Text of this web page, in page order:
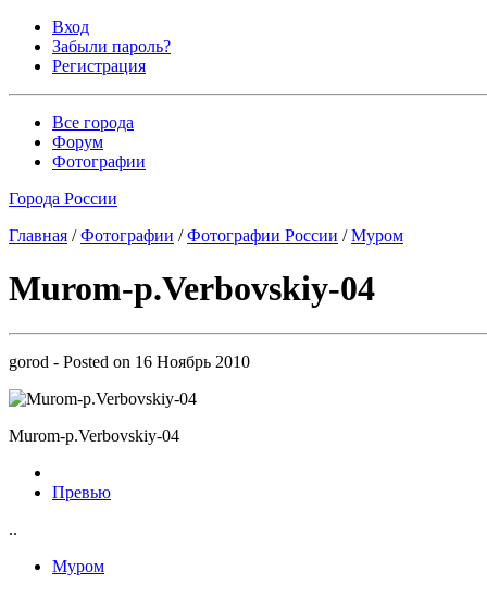
Вход
Забыли пароль?
Регистрация
Все города
Форум
Фотографии
Города России
Главная /Фотографии /Фотографии России /Муром
Murom-p.Verbovskiy-04
gorod - Posted on 16 Ноябрь 2010
Murom-p.Verbovskiy-04
Превью
..
Муром